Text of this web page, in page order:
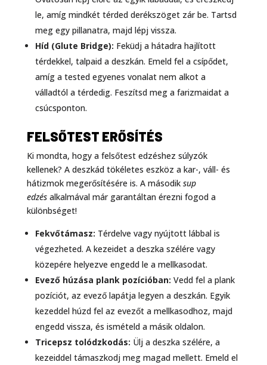
le, amíg mindkét térded derékszöget zár be. Tartsd
meg egy pillanatra, majd lépj vissza.
Híd (Glute Bridge): Feküdj a hátadra hajlított
térdekkel, talpaid a deszkán. Emeld fel a csípődet,
amíg a tested egyenes vonalat nem alkot a
válladtól a térdedig. Feszítsd meg a farizmaidat a
csúcsponton.
FELSŐTEST ERŐSÍTÉS
Ki mondta, hogy a felsőtest edzéshez súlyzók
kellenek? A deszkád tökéletes eszköz a kar-, váll- és
hátizmok megerősítésére is. A második sup
edzésalkalmával már garantáltan érezni fogod a
különbséget!
Fekvőtámasz: Térdelve vagy nyújtott lábbal is
végezheted. A kezeidet a deszka szélére vagy
közepére helyezve engedd le a mellkasodat.
Evező húzása plank pozícióban: Vedd fel a plank
pozíciót, az evező lapátja legyen a deszkán. Egyik
kezeddel húzd fel az evezőt a mellkasodhoz, majd
engedd vissza, és ismételd a másik oldalon.
Tricepsz tolódzkodás: Ülj a deszka szélére, a
kezeiddel támaszkodj meg magad mellett. Emeld el